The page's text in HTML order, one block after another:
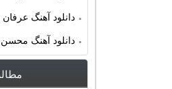
دانلود آهنگ
دانلود آهنگ